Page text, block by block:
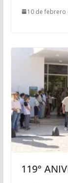
10 de febrero
119°